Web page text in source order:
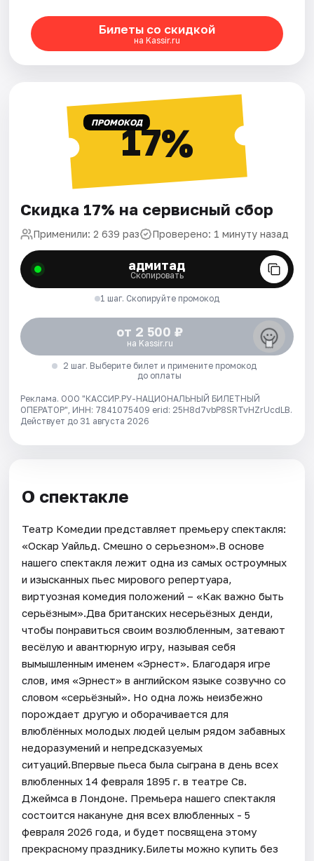
Билеты со скидкой
на Kassir.ru
ПРОМОКОД17%
Скидка 17% на сервисный сбор
Применили: 2 639 раз Проверено: 1 минуту назад
адмитад
Скопировать
1 шаг. Скопируйте промокод
от 2 500 ₽
на Kassir.ru
2 шаг. Выберите билет и примените промокод
до оплаты
Реклама. ООО "КАССИР.РУ-НАЦИОНАЛЬНЫЙ БИЛЕТНЫЙ
ОПЕРАТОР", ИНН: 7841075409 erid: 25H8d7vbP8SRTvHZrUcdLB.
Действует до 31 августа 2026
О спектакле
Театр Комедии представляет премьеру спектакля:
«Оскар Уайльд. Смешно о серьезном».В основе
нашего спектакля лежит одна из самых остроумных
и изысканных пьес мирового репертуара,
виртуозная комедия положений – «Как важно быть
серьёзным».Два британских несерьёзных денди,
чтобы понравиться своим возлюбленным, затевают
весёлую и авантюрную игру, называя себя
вымышленным именем «Эрнест». Благодаря игре
слов, имя «Эрнест» в английском языке созвучно со
словом «серьёзный». Но одна ложь неизбежно
порождает другую и оборачивается для
влюблённых молодых людей целым рядом забавных
недоразумений и непредсказуемых
ситуаций.Впервые пьеса была сыграна в день всех
влюбленных 14 февраля 1895 г. в театре Св.
Джеймса в Лондоне. Премьера нашего спектакля
состоится накануне дня всех влюбленных - 5
февраля 2026 года, и будет посвящена этому
прекрасному празднику.Билеты можно купить без